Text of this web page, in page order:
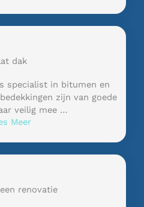
dak
specialist in bitumen en
zijn van goede
veilig mee …
Meer
renovatie